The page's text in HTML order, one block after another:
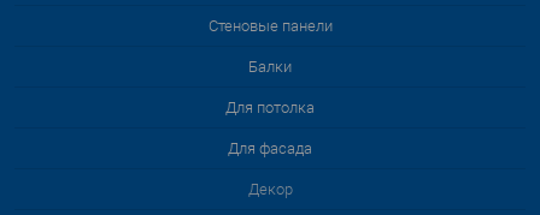
Стеновые панели
Балки
Для потолка
Для фасада
Декор